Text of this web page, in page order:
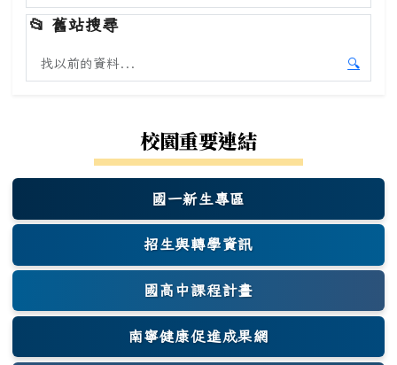
開始本
📂 舊站搜尋
搜尋舊站內容
🔍
開始舊
校園重要連結
國一新生專區
(另開新視窗)
招生與轉學資訊
國高中課程計畫
南寧健康促進成果網
(另開新視窗)